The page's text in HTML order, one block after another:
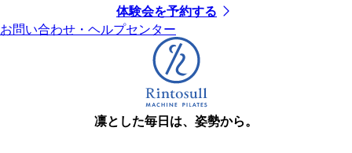
体験会を予約する
お問い合わせ・ヘルプセンター
凛とした毎日は、姿勢から。